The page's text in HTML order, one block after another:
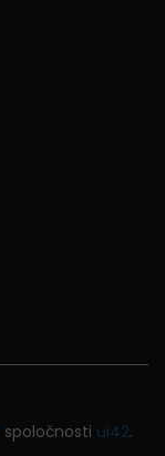
spoločnosti ui42.